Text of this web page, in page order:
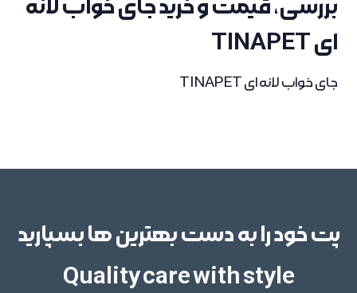
بررسی، قیمت و خرید جای خواب لانه
ای TINAPET
جای خواب لانه ای TINAPET
پت خود را به دست بهترین ها بسپارید
Quality care with style